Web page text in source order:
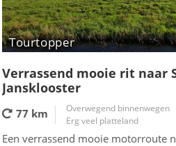
Tourtopper
Verrassend mooie rit naar
Jansklooster
77 km
Overwegend binnenwegen
Erg veel platteland
Een verrassend mooie motorroute